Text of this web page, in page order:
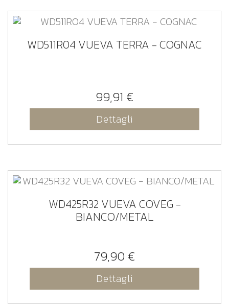
WD511R04 VUEVA TERRA - COGNAC
99,91 €
Dettagli
WD425R32 VUEVA COVEG -
BIANCO/METAL
79,90 €
Dettagli